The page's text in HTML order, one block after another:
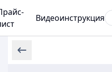
Видеоинструкция